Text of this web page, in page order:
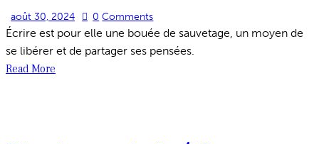
août 30, 2024 0 Comments
Écrire est pour elle une bouée de sauvetage, un moyen de
se libérer et de partager ses pensées.
Read More